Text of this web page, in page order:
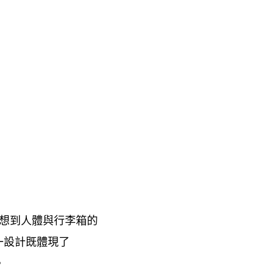
到人體與行李箱的
計既體現了